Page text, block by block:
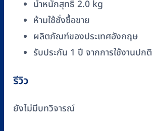
น้ำหนักสุทธิ 2.0 kg
ห้ามใช้ชั่งซื้อขาย
ผลิตภัณฑ์ของประเทศอังกฤษ
รับประกัน 1 ปี จากการใช้งานปกติ
รีวิว
ยังไม่มีบทวิจารณ์